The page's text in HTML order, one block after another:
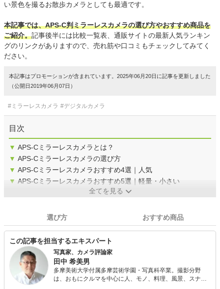
い景色を撮るお散歩カメラとしても最適です。
本記事では、APS-C判ミラーレスカメラの選び方やおすすめ商品を
ご紹介。記事後半には比較一覧表、通販サイトの最新人気ランキン
グのリンクがありますので、売れ筋や口コミもチェックしてみてく
ださい。
本記事はプロモーションが含まれています。2025年06月20日に記事を更新しました
（公開日2019年06月07日）
#ミラーレスカメラ #デジタルカメラ
目次
▼ APS-Cミラーレスカメラとは？
▼ APS-Cミラーレスカメラの選び方
▼ APS-Cミラーレスカメラおすすめ4選｜人気
▼ APS-Cミラーレスカメラおすすめ5選｜軽量・小さい
全てを見る
選び方 おすすめ商品
この記事を担当するエキスパート
写真家、カメラ評論家
田中 希美男
多摩美術大学付属多摩芸術学園・写真科卒業。撮影分野
は、おもにクルマを中心に人、モノ、料理、風景、スナッ